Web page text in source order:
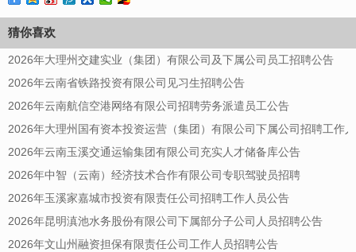
猜你喜欢
2026年大理州交建实业（集团）有限公司及下属公司员工招聘公告
2026年云南省铁路投资有限公司见习生招聘公告
2026年云南航信空港网络有限公司招聘劳务派遣员工公告
2026年大理州国有资本投资运营（集团）有限公司下属公司招聘工作
2026年云南玉溪交通运输集团有限公司充实人才储备库公告
2026年中智（云南）经济技术合作有限公司专职驾驶员招聘
2026年玉溪家嘉城市投资有限责任公司招聘工作人员公告
2026年昆明滇池水务股份有限公司下属部分子公司人员招聘公告
2026年文山州融资担保有限责任公司工作人员招聘公告